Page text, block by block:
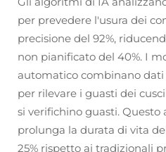
per prevedere l'usura dei
precisione del 92%,
non pianificato del 40%. I
automatico combinano
per rilevare i guasti dei
si verifichino guasti.
prolunga la durata di vita
25% rispetto ai tradizionali